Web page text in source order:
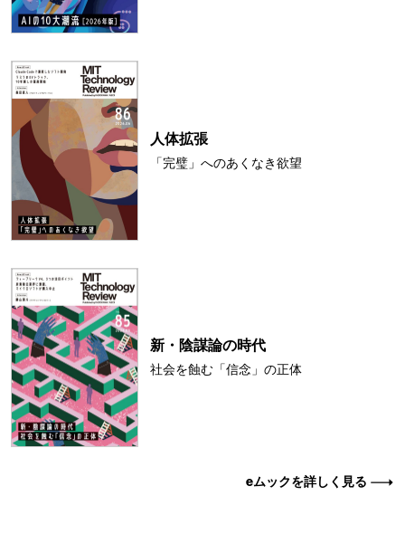
人体拡張
「完璧」へのあくなき欲望
新・陰謀論の時代
社会を蝕む「信念」の正体
eムックを詳しく見る